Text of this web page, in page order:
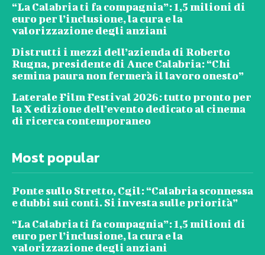
“La Calabria ti fa compagnia”: 1,5 milioni di
euro per l’inclusione, la cura e la
valorizzazione degli anziani
Distrutti i mezzi dell’azienda di Roberto
Rugna, presidente di Ance Calabria: “Chi
semina paura non fermerà il lavoro onesto”
Laterale Film Festival 2026: tutto pronto per
la X edizione dell’evento dedicato al cinema
di ricerca contemporaneo
Most popular
Ponte sullo Stretto, Cgil: “Calabria sconnessa
e dubbi sui conti. Si investa sulle priorità”
“La Calabria ti fa compagnia”: 1,5 milioni di
euro per l’inclusione, la cura e la
valorizzazione degli anziani